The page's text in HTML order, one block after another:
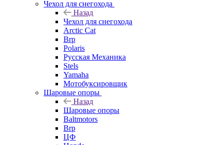
Чехол для снегохода
Назад
Чехол для снегохода
Arctic Cat
Brp
Polaris
Русская Механика
Stels
Yamaha
Мотобуксировщик
Шаровые опоры
Назад
Шаровые опоры
Baltmotors
Brp
ЦФ